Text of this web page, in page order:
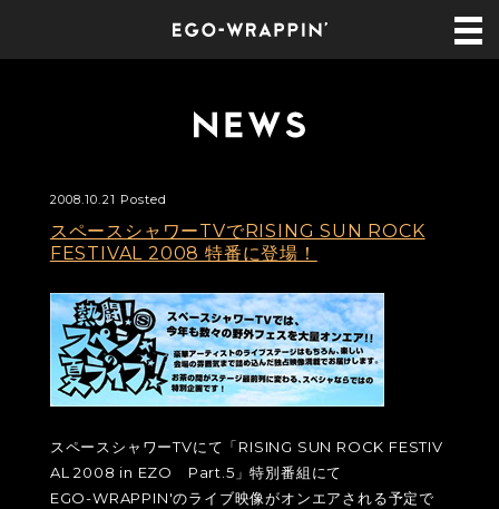
2008.10.21 Posted
スペースシャワーTVでRISING SUN ROCK
FESTIVAL 2008 特番に登場！
スペースシャワーTVにて「RISING SUN ROCK FESTIV
AL 2008 in EZO Part.5」特別番組にて
EGO-WRAPPIN'のライブ映像がオンエアされる予定で